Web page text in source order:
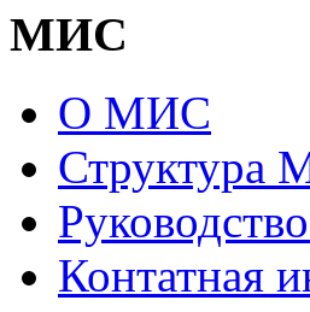
МИС
О МИС
Структура
Контатная